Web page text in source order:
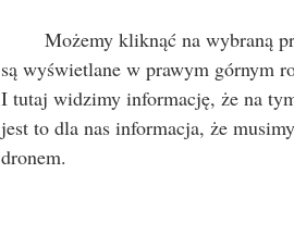
Możemy kliknąć na wybraną
są wyświetlane w prawym górnym
I tutaj widzimy informację, że na
jest to dla nas informacja, że
dronem.